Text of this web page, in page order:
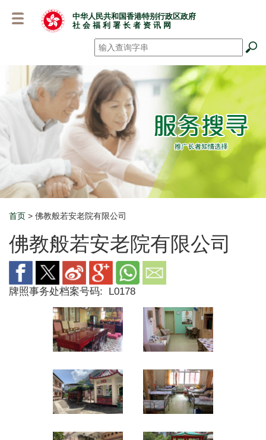
中华人民共和国香港特别行政区政府
社 会 福 利 署 长 者 资 讯 网
搜寻 *
Breadcrumb
首页 > 佛教般若安老院有限公司
佛教般若安老院有限公司
牌照事务处档案号码: L0178